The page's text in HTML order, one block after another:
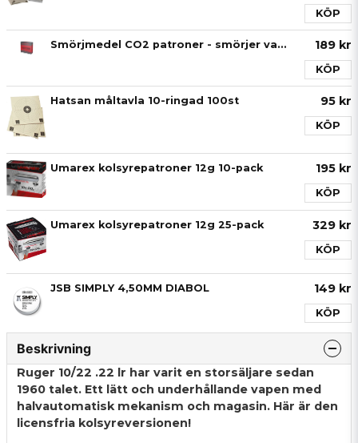
KÖP
Smörjmedel CO2 patroner - smörjer vapnet! 189 kr
KÖP
Hatsan måltavla 10-ringad 100st 95 kr
KÖP
Umarex kolsyrepatroner 12g 10-pack 195 kr
KÖP
Umarex kolsyrepatroner 12g 25-pack 329 kr
KÖP
JSB SIMPLY 4,50MM DIABOL 149 kr
KÖP
Beskrivning
Ruger 10/22 .22 lr har varit en storsäljare sedan
1960 talet. Ett lätt och underhållande vapen med
halvautomatisk mekanism och magasin. Här är den
licensfria kolsyreversionen!